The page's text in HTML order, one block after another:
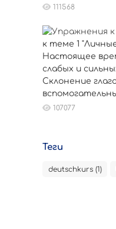
111568
к теме 1
Настоящее
слабых и
Склонение
107077
Теги
deutschkurs (1)